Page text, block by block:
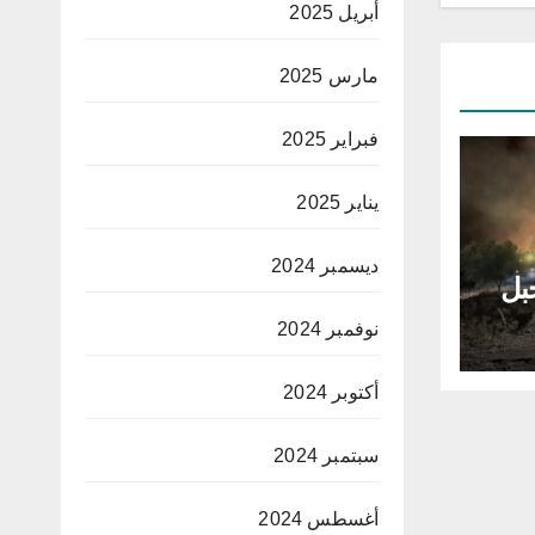
أبريل 2025
مارس 2025
فبراير 2025
يناير 2025
ديسمبر 2024
نوفمبر 2024
أكتوبر 2024
سبتمبر 2024
أغسطس 2024